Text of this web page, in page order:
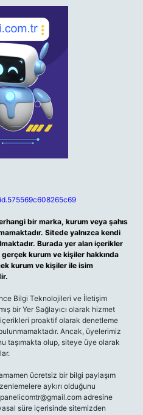
bir marka, kurum veya şahıs
Sitede yalnızca kendi
Burada yer alan içerikler
kurum ve kişiler hakkında
kurum ve kişiler ile isim
Bilgi Teknolojileri ve İletişim
bir Yer Sağlayıcı olarak hizmet
proaktif olarak denetleme
Ancak, üyelerimiz
taşımakta olup, siteye üye olarak
ücretsiz bir bilgi paylaşım
aykırı olduğunu
adresine
süre içerisinde sitemizden